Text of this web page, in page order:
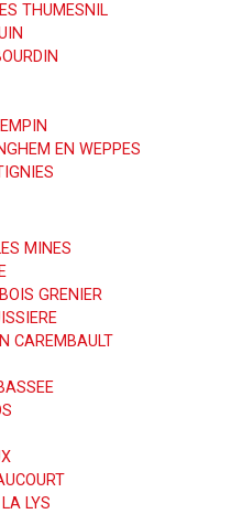
THUMESNIL
EN WEPPES
MINES
GRENIER
CAREMBAULT
LYS